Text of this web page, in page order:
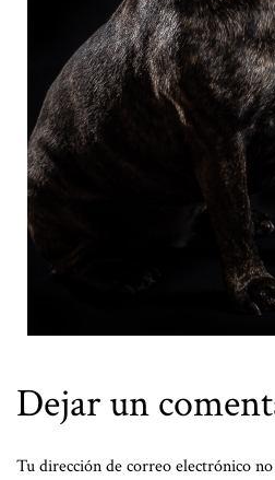
Dejar un
Tu dirección de correo electrónico